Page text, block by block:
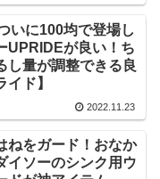
いに100均で登場し
UPRIDEが良い！ち
し量が調整できる良
ド】
2022.11.23
ねをガード！おなか
イソーのシンク用ウ